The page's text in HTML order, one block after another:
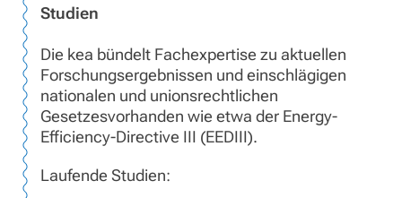
Studien
Die kea bündelt Fachexpertise zu aktuellen
Forschungsergebnissen und einschlägigen
nationalen und unionsrechtlichen
Gesetzesvorhanden wie etwa der Energy-
Efficiency-Directive III (EEDIII).
Laufende Studien: